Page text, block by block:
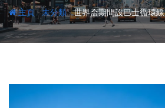
主頁-未分類-世界盃期間設巴士循環線